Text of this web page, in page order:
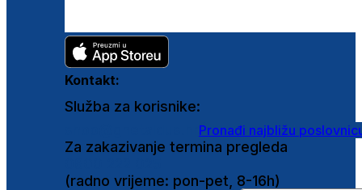
Kontakt:
Služba za korisnike:
Pronađi najbližu
Za zakazivanje termina pregleda
(radno vrijeme: pon-pet, 8-16h)